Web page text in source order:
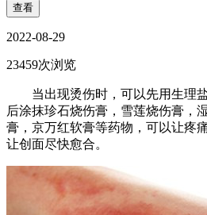
查看
2022-08-29
23459次浏览
当出现烫伤时，可以先用生理盐
后涂抹珍石烧伤膏，雪莲烧伤膏，
膏，京万红软膏等药物，可以让疼
让创面尽快愈合。